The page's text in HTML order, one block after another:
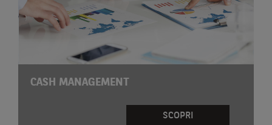
CASH MANAGEMENT
SCOPRI